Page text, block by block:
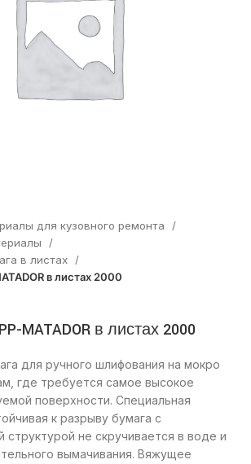
для кузовного ремонта
в листах
в листах 2000
MATADOR в листах 2000
для ручного шлифования на мокро
где требуется самое высокое
поверхности. Специальная
к разрыву бумага с
структурой не скручивается в воде и
вымачивания. Вяжущее